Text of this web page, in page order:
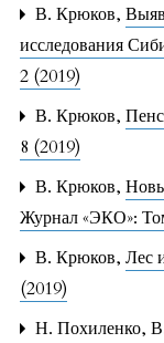
В. Крюков,
исследования
2 (2019)
В. Крюков,
8 (2019)
В. Крюков,
Журнал «ЭКО»:
В. Крюков, Лес
(2019)
Н. Похиленко,